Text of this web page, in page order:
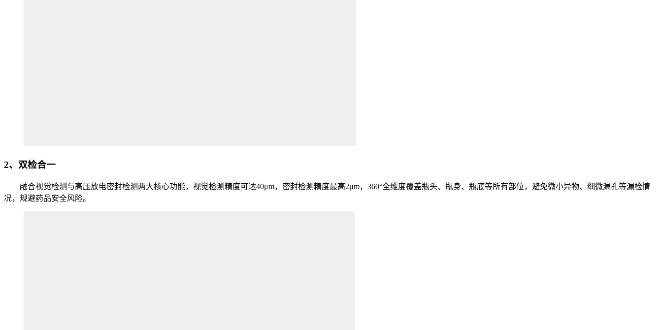
2、双检合一
融合视觉检测与高压放电密封检测两大核心功能，视觉检测精度可达40μm，密封检测精度最高2μm，360°全维度覆盖瓶头、瓶身、瓶底等所有部位，避免微小异物、细微漏孔等漏检情
况，规避药品安全风险。